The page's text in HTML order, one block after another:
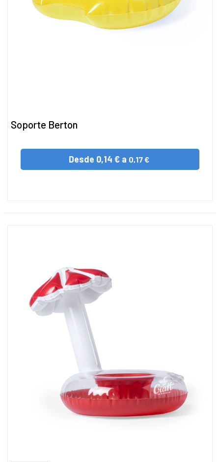
Soporte Berton
Desde 0,14 € a 0,17 €